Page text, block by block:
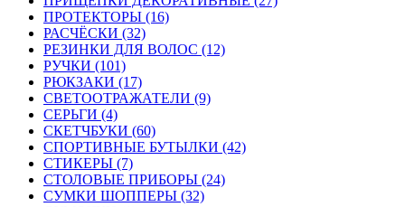
ПРОТЕКТОРЫ (16)
РАСЧЁСКИ (32)
РЕЗИНКИ ДЛЯ ВОЛОС (12)
РУЧКИ (101)
РЮКЗАКИ (17)
СВЕТООТРАЖАТЕЛИ (9)
СЕРЬГИ (4)
СКЕТЧБУКИ (60)
СПОРТИВНЫЕ БУТЫЛКИ (42)
СТИКЕРЫ (7)
СТОЛОВЫЕ ПРИБОРЫ (24)
СУМКИ ШОППЕРЫ (32)